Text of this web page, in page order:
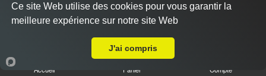
Wraps Chicken
8.50 €
Accueil Panier Compte
Ce site Web utilise des cookies pour vous garantir la
meilleure expérience sur notre site Web
J'ai compris